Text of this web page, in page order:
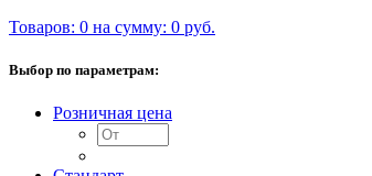
Товаров: 0 на сумму: 0 руб.
Выбор по параметрам:
Розничная цена